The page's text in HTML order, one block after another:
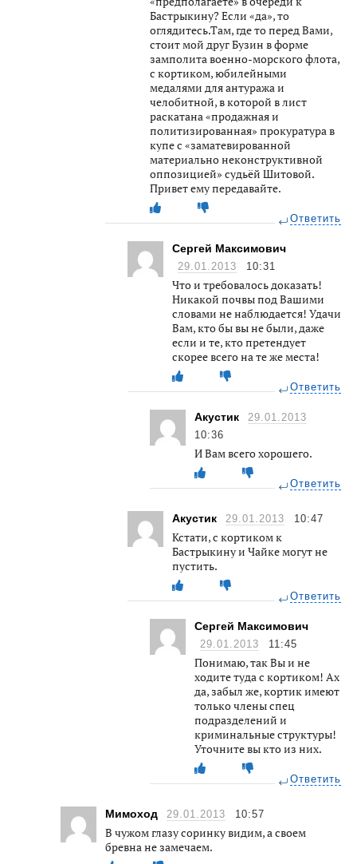
Бастрыкину? Если «да», то
оглядитесь.Там, где то перед Вами,
стоит мой друг Бузин в форме
замполита военно-морского флота,
с кортиком, юбилейными
медалями для антуража и
челобитной, в которой в лист
раскатана «продажная и
политизированная» прокуратура в
купе с «заматевированной
материально неконструктивной
оппозицией» судьёй Шитовой.
Привет ему передавайте.
Ответить
Сергей Максимович
29.01.2013 10:31
Что и требовалось доказать!
Никакой почвы под Вашими
словами не наблюдается! Удачи
Вам, кто бы вы не были, даже
если и те, кто претендует
скорее всего на те же места!
Ответить
Акустик
29.01.2013
10:36
И Вам всего хорошего.
Ответить
Акустик 29.01.2013 10:47
Кстати, с кортиком к
Бастрыкину и Чайке могут не
пустить.
Ответить
Сергей Максимович
29.01.2013 11:45
Понимаю, так Вы и не
ходите туда с кортиком! Ах
да, забыл же, кортик имеют
только члены спец
подразделений и
криминальные структуры!
Уточните вы кто из них.
Ответить
Мимоход 29.01.2013 10:57
В чужом глазу соринку видим, а своем
бревна не замечаем.